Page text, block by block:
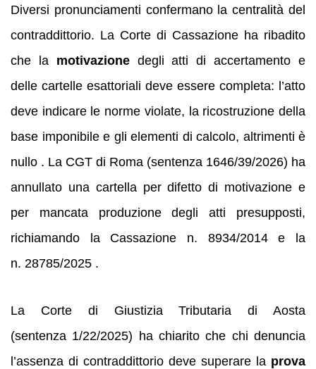
Diversi pronunciamenti confermano la centralità del
contraddittorio. La Corte di Cassazione ha ribadito
che la motivazionedegli atti di accertamento e
delle cartelle esattoriali deve essere completa: l’atto
deve indicare le norme violate, la ricostruzione della
base imponibile e gli elementi di calcolo, altrimenti è
nullo . La CGT di Roma (sentenza 1646/39/2026) ha
annullato una cartella per difetto di motivazione e
per mancata produzione degli atti presupposti,
richiamando la Cassazione n. 8934/2014 e la
n. 28785/2025 .
La Corte di Giustizia Tributaria di Aosta
(sentenza 1/22/2025) ha chiarito che chi denuncia
l’assenza di contraddittorio deve superare la prova